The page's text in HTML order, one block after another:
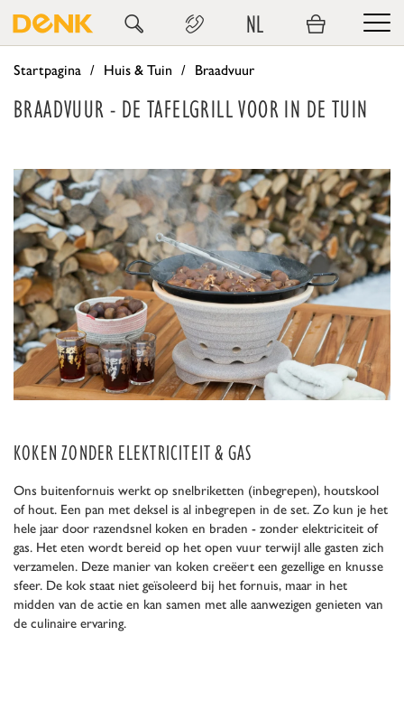
NL
Startpagina Huis & Tuin Braadvuur
BRAADVUUR - DE TAFELGRILL VOOR IN DE TUIN
KOKEN ZONDER ELEKTRICITEIT & GAS
Ons buitenfornuis werkt op snelbriketten (inbegrepen), houtskool
of hout. Een pan met deksel is al inbegrepen in de set. Zo kun je het
hele jaar door razendsnel koken en braden - zonder elektriciteit of
gas. Het eten wordt bereid op het open vuur terwijl alle gasten zich
verzamelen. Deze manier van koken creëert een gezellige en knusse
sfeer. De kok staat niet geïsoleerd bij het fornuis, maar in het
midden van de actie en kan samen met alle aanwezigen genieten van
de culinaire ervaring.